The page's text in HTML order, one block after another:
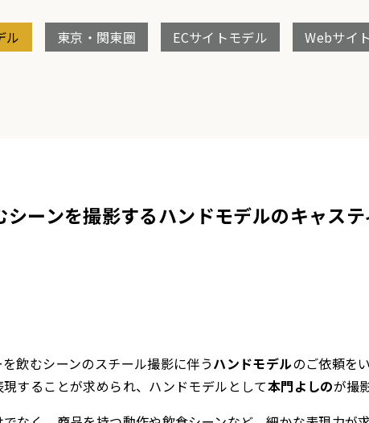
ル 東京・関東圏 ECサイトモデル Webサイ
ーンを撮影するハンドモデルのキャス
飲むシーンのスチール撮影に伴うハンドモデルのご依頼を
することが求められ、ハンドモデルとして本門よしのが撮